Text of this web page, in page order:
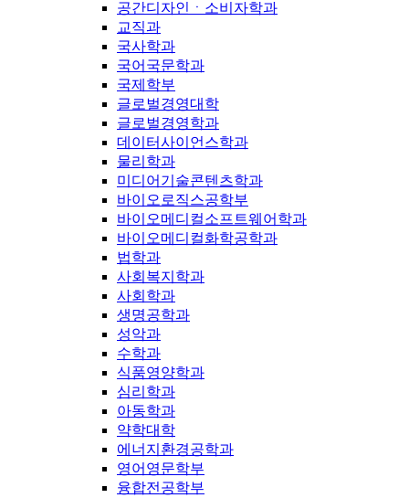
공간디자인ㆍ소비자학과
교직과
국사학과
국어국문학과
국제학부
글로벌경영대학
글로벌경영학과
데이터사이언스학과
물리학과
미디어기술콘텐츠학과
바이오로직스공학부
바이오메디컬소프트웨어학과
바이오메디컬화학공학과
법학과
사회복지학과
사회학과
생명공학과
성악과
수학과
식품영양학과
심리학과
아동학과
약학대학
에너지환경공학과
영어영문학부
융합전공학부